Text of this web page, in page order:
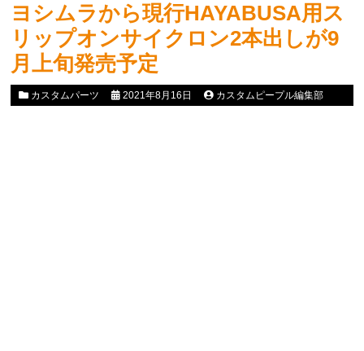
ヨシムラから現行HAYABUSA用ス
リップオンサイクロン2本出しが9
月上旬発売予定
カスタムパーツ 2021年8月16日 カスタムピープル編集部